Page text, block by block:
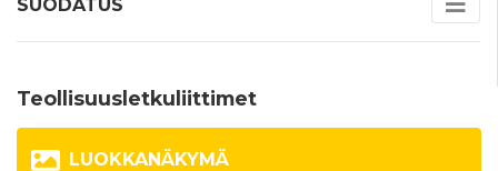
SUODATUS
Teollisuusletkuliittimet
LUOKKANÄKYMÄ